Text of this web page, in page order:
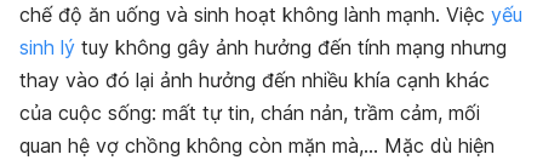
chế độ ăn uống và sinh hoạt không lành mạnh. Việc yếu
sinh lý tuy không gây ảnh hưởng đến tính mạng nhưng
thay vào đó lại ảnh hưởng đến nhiều khía cạnh khác
của cuộc sống: mất tự tin, chán nản, trầm cảm, mối
quan hệ vợ chồng không còn mặn mà,… Mặc dù hiện